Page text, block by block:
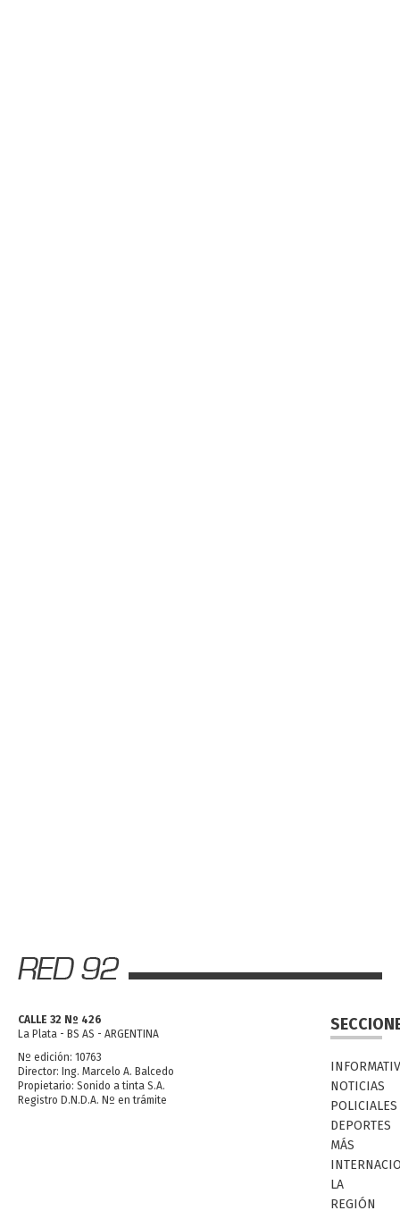
CALLE 32 Nº 426
La Plata - BS AS - ARGENTINA
Nº edición: 10763
Director: Ing. Marcelo A. Balcedo
Propietario: Sonido a tinta S.A.
Registro D.N.D.A. Nº en trámite
NOTICIAS
POLICIALES
DEPORTES
MÁS
LA
REGIÓN